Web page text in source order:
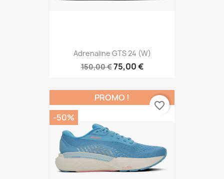
Adrenaline GTS 24 (W)
150,00 €75,00 €
PROMO !
-50%
favorite_border